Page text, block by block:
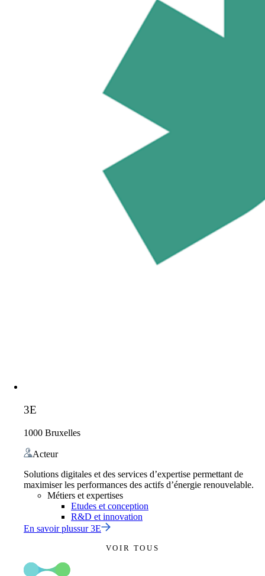
3E
1000 Bruxelles
Acteur
Solutions digitales et des services d’expertise permettant de
maximiser les performances des actifs d’énergie renouvelable.
Métiers et expertises
Etudes et conception
R&D et innovation
En savoir plussur3E
VOIR TOUS